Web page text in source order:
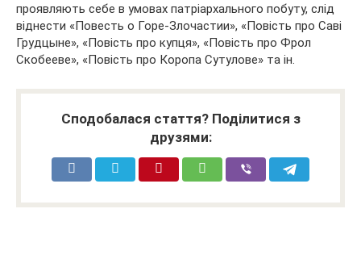
проявляють себе в умовах патріархального побуту, слід
віднести «Повесть о Горе-Злочастии», «Повість про Саві
Грудцыне», «Повість про купця», «Повість про Фрол
Скобееве», «Повість про Коропа Сутулове» та ін.
Сподобалася стаття? Поділитися з
друзями: